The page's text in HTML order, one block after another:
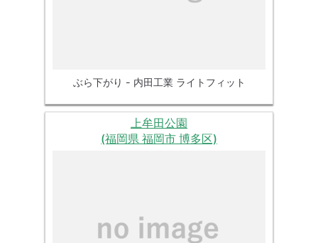
ぶら下がり - 内田工業 ライトフィット
上牟田公園
(福岡県 福岡市 博多区)